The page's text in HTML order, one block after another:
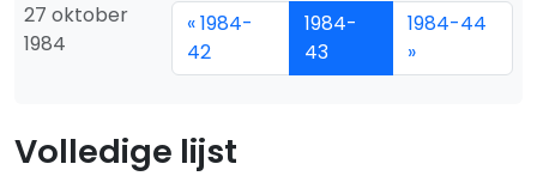
27 oktober
1984
« 1984-
42
1984-
43
1984-44
»
Volledige lijst